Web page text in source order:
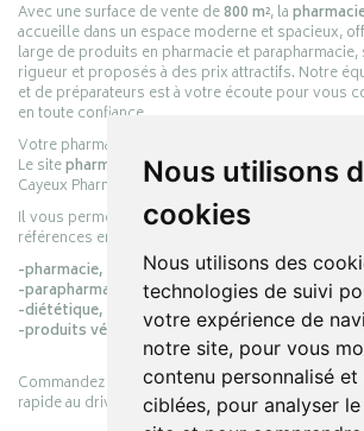
Nous utilisons
cookies
Nous utilisons des
technologies de suivi
votre expérience de
notre site, pour vous
contenu personnalisé
ciblées, pour analyser
Avec une surface de vente de800 m², la
accueille dans un espace moderne et spacieux,
large de produits en pharmacie et
rigueur et proposés à des prix attractifs. Notre
et de préparateurs est à votre écoute pour vous
en toute confiance.
Votre pharmacie en ligne :
Le sitepharmacie-cayeux.frest le prolongement
Cayeux Pharmabest Berck-sur-Mer – Rang-du-
Il vous permet de réaliser vos achats en ligne
références en :
-pharmacie,
-parapharmacie,
-diététique,
-produits vétérinaires.
Commandez simplement vos produits en ligne et
rapide au drive ou la livraison à domicile, en